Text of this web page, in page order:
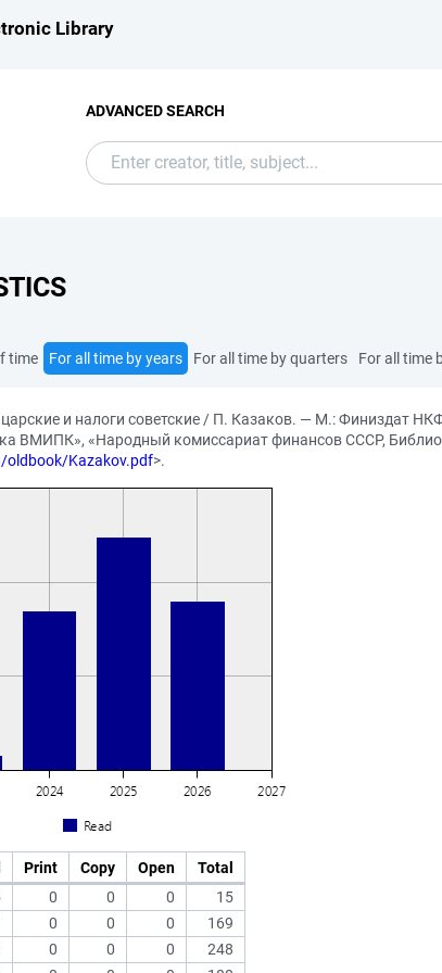
Library
ADVANCED SEARCH
time For all time by years For all time by quarters For all time
и налоги советские / П. Казаков. — М.: Финиздат
ВМИПК», «Народный комиссариат финансов СССР,
oldbook/Kazakov.pdf>.
Print Copy Open
Total
0 0 0
15
0 0 0
169
0 0 0
248